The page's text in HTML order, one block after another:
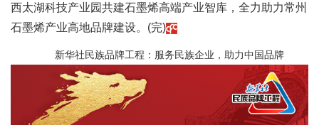
西太湖科技产业园共建石墨烯高端产业智库，全力助力常州
石墨烯产业高地品牌建设。(完)
新华社民族品牌工程：服务民族企业，助力中国品牌